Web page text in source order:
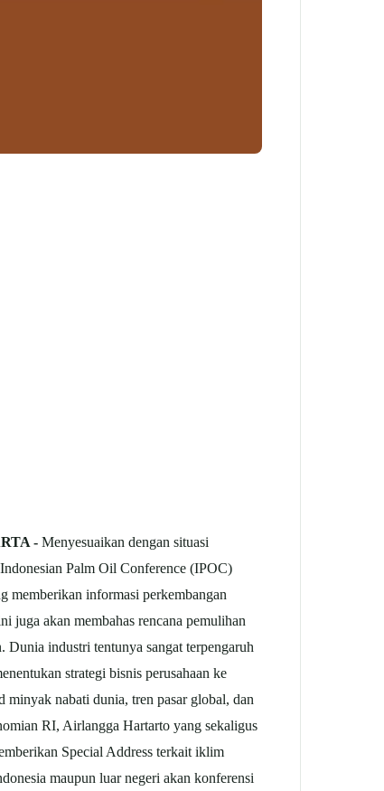
- Menyesuaikan dengan situasi
Palm Oil Conference (IPOC)
memberikan informasi perkembangan
juga akan membahas rencana pemulihan
Dunia industri tentunya sangat terpengaruh
strategi bisnis perusahaan ke
minyak nabati dunia, tren pasar global, dan
RI, Airlangga Hartarto yang sekaligus
Special Address terkait iklim
maupun luar negeri akan konferensi